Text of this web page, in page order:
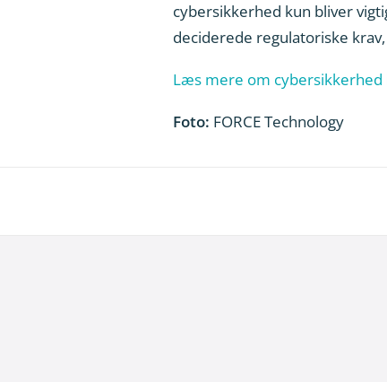
cybersikkerhed kun bliver
deciderede regulatoriske
Læs mere om
Foto: FORCE Technology